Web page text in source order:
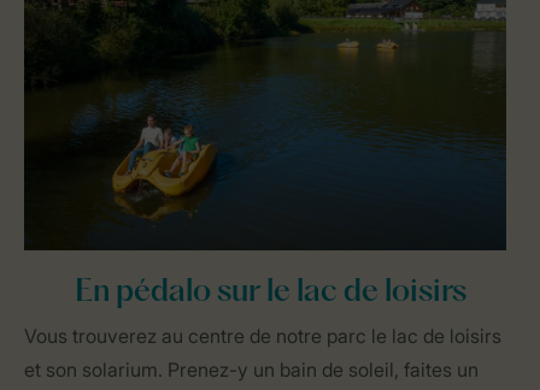
En pédalo sur le lac de loisirs
Vous trouverez au centre de notre parc le lac de loisirs
et son solarium. Prenez-y un bain de soleil, faites un